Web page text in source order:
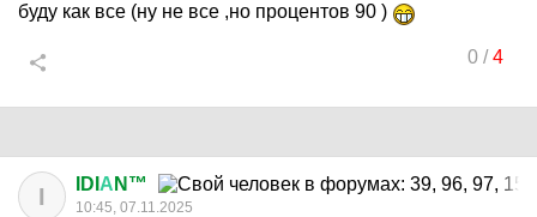
буду как все (ну не все ,но процентов 90 )
0/4
I IDI А N™
10:45, 07.11.2025